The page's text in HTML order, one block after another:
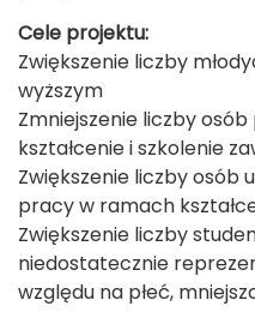
Cele projektu:
Zwiększenie liczby
wyższym
Zmniejszenie liczby
kształcenie i szkolenie
Zwiększenie liczby osób
pracy w ramach
Zwiększenie liczby
niedostatecznie
względu na płeć,